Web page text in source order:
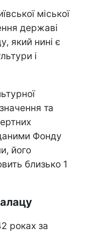
міської
державі
який нині є
і
та
Фонду
його
близько 1
роках за